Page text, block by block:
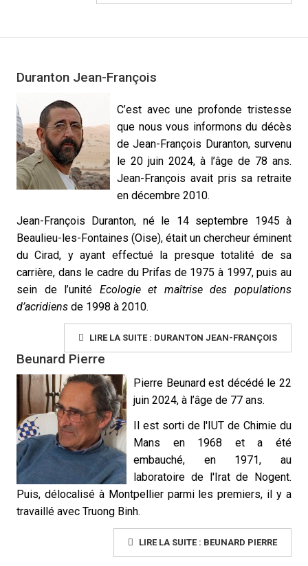
Duranton Jean-François
C’est avec une profonde tristesse
que nous vous informons du décès
de Jean-François Duranton, survenu
le 20 juin 2024, à l’âge de 78 ans.
Jean-François avait pris sa retraite
en décembre 2010.
Jean-François Duranton, né le 14 septembre 1945 à
Beaulieu-les-Fontaines (Oise), était un chercheur éminent
du Cirad, y ayant effectué la presque totalité de sa
carrière, dans le cadre du Prifas de 1975 à 1997, puis au
sein de l’unité Ecologie et maîtrise des populations
d’acridiens de 1998 à 2010.
LIRE LA SUITE : DURANTON JEAN-FRANÇOIS
Beunard Pierre
Pierre Beunard est décédé le 22
juin 2024, à l’âge de 77 ans.
Il est sorti de l'IUT de Chimie du
Mans en 1968 et a été
embauché, en 1971, au
laboratoire de l'Irat de Nogent.
Puis, délocalisé à Montpellier parmi les premiers, il y a
travaillé avec Truong Binh.
LIRE LA SUITE : BEUNARD PIERRE